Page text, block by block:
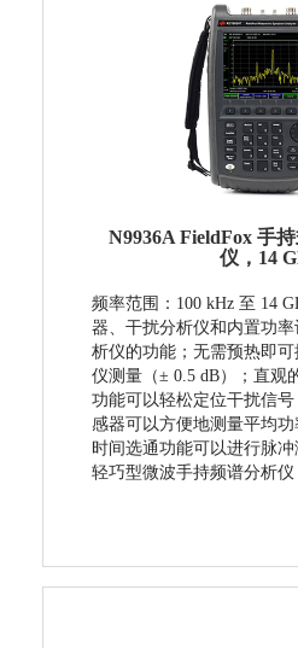
N9936A FieldFox 手
仪，14
频率范围：100 kHz 至 14
器、干扰分析仪和内置功
析仪的功能；无需预热即
仪测量（± 0.5 dB）；直观
功能可以轻松定位干扰信
感器可以方便地测量平均
时间选通功能可以进行脉
轻巧型微波手持频谱分析仪